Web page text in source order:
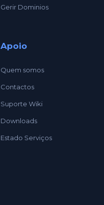
Gerir Dominios
Apoio
Quem somos
Contactos
Suporte Wiki
Downloads
Estado Serviços